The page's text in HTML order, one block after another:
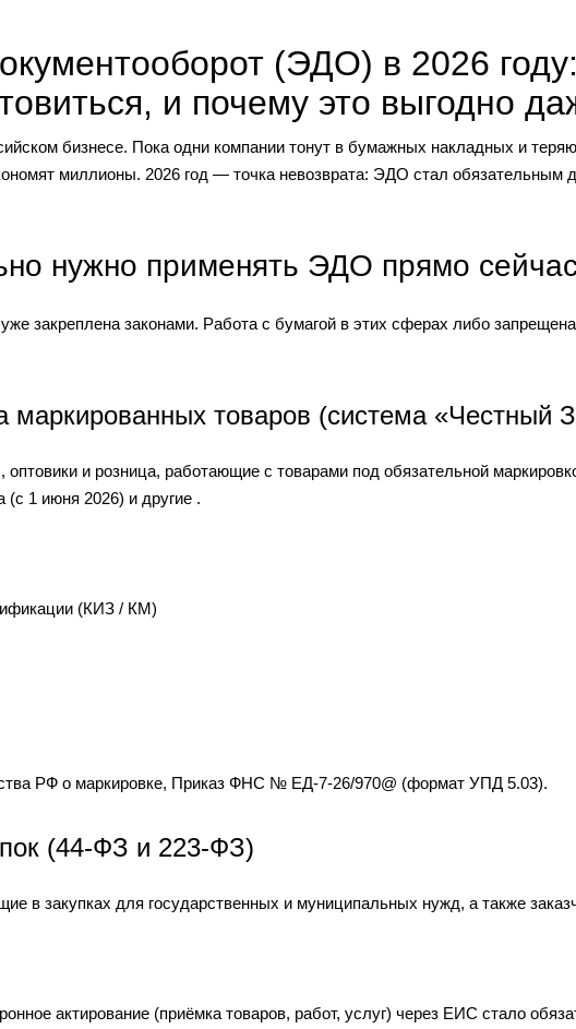
(ЭДО) в 2026
и почему это выгодно
бизнесе. Пока одни компании тонут в бумажных накладных и
миллионы. 2026 год — точка невозврата: ЭДО стал обязательным
нужно применять ЭДО прямо
закреплена законами. Работа с бумагой в этих сферах либо
маркированных товаров (система «Честный
и розница, работающие с товарами под обязательной
(с 1 июня 2026) и другие .
(КИЗ / КМ)
РФ о маркировке, Приказ ФНС № ЕД-7-26/970@ (формат УПД 5.03).
(44-ФЗ и 223-ФЗ)
в закупках для государственных и муниципальных нужд, а также
актирование (приёмка товаров, работ, услуг) через ЕИС стало